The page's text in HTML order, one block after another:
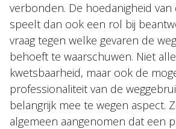
verbonden. De hoedanigheid
speelt dan ook een rol bij
vraag tegen welke gevaren de
behoeft te waarschuwen. Niet
kwetsbaarheid, maar ook de
professionaliteit van de
belangrijk mee te wegen aspect.
algemeen aangenomen dat een